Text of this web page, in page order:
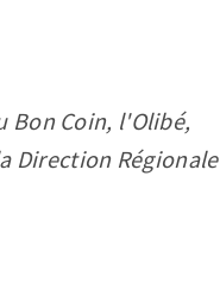
Bon Coin, l'Olibé,
Direction Régionale